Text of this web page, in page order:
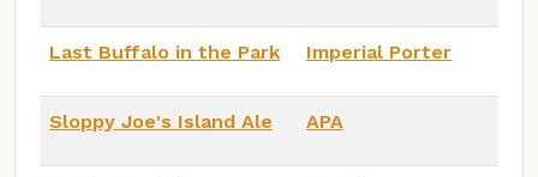
Last Buffalo in the Park Imperial Porter
Sloppy Joe's Island Ale APA